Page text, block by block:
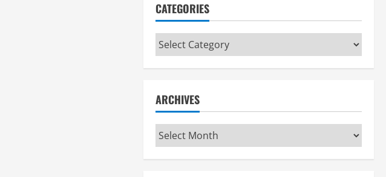
CATEGORIES
Categories
ARCHIVES
Archives